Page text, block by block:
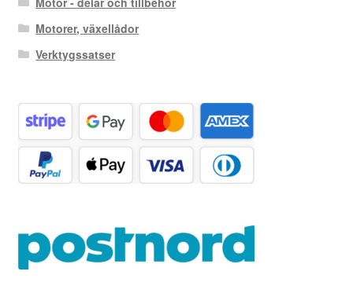
Motorer, växellådor
Verktygssatser